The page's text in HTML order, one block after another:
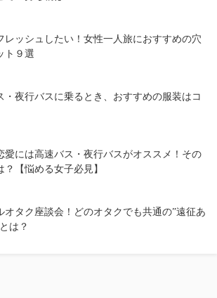
レッシュしたい！女性一人旅におすすめの穴
ト９選
・夜行バスに乗るとき、おすすめの服装はコ
愛には高速バス・夜行バスがオススメ！その
？【悩める女子必見】
オタク座談会！どのオタクでも共通の”遠征あ
は？